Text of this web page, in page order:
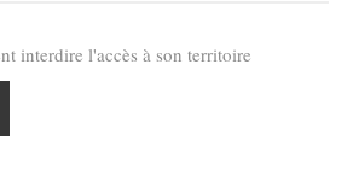
interdire l'accès à son territoire